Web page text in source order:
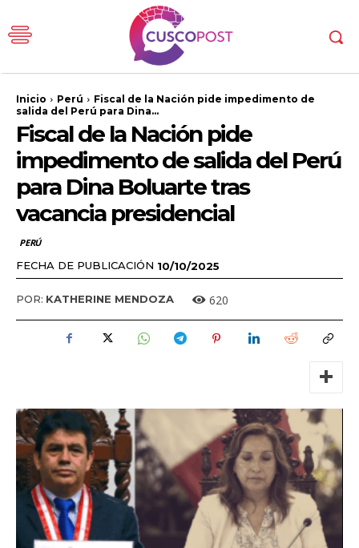
Inicio Perú
Fiscal de la Nación pide impedimento de
salida del Perú para Dina...
Fiscal de la Nación pide
impedimento de salida del Perú
para Dina Boluarte tras
vacancia presidencial
PERÚ
FECHA DE PUBLICACIÓN 10/10/2025
POR: KATHERINE MENDOZA 620